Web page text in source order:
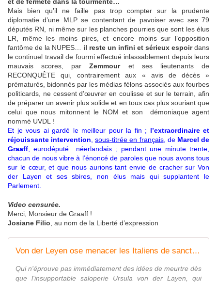
Mais bien qu’il ne faille pas trop compter sur la prudente
diplomatie d’une MLP se contentant de pavoiser avec ses 79
députés RN, ni même sur les planches pourries que sont les élus
LR, même les moins pires, et encore moins sur l’opposition
fantôme de la NUPES… il reste un infini et sérieux espoirdans
le continuel travail de fourmi effectué inlassablement depuis leurs
mauvais scores, parZemmouret ses lieutenants de
RECONQUÊTE qui, contrairement aux « avis de décès »
prématurés, bidonnés par les médias félons associés aux fourbes
politicards, ne cessent d’œuvrer en coulisse et sur le terrain, afin
de préparer un avenir plus solide et en tous cas plus souriant que
celui que nous mitonnent le NOM et son démoniaque agent
nommé UVDL !
Et je vous ai gardé le meilleur pour la fin ; l’extraordinaire et
réjouissante intervention ,sous-titrée en français, de Marcel de
Graaff , eurodéputé néerlandais ; pendant une minute trente,
chacun de nous vibre à l’énoncé de paroles que nous avons tous
sur le cœur, et que nous aurions tant envie de cracher sur Von
der Layen et ses sbires, non élus mais qui supplantent le
Parlement.
Video censurée.
Merci, Monsieur de Graaff !
Josiane Filio , au nom de la Liberté d’expression
Von der Leyen ose menacer les Italiens de sanctions s'ils votent Giorgia Meloni
Qui n'éprouve pas immédiatement des idées de meurtre dès
que l'insupportable saloperie Ursula von der Layen, qui